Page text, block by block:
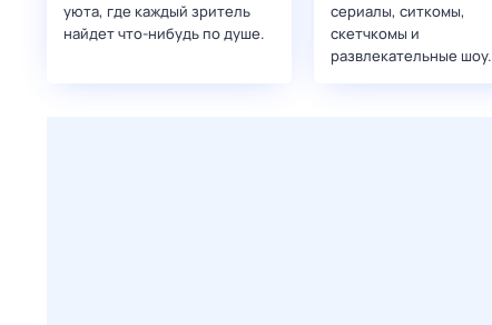
уюта, где каждый зритель
найдет что‑нибудь по душе.
сериалы, ситкомы,
скетчкомы и
развлекательные шоу.